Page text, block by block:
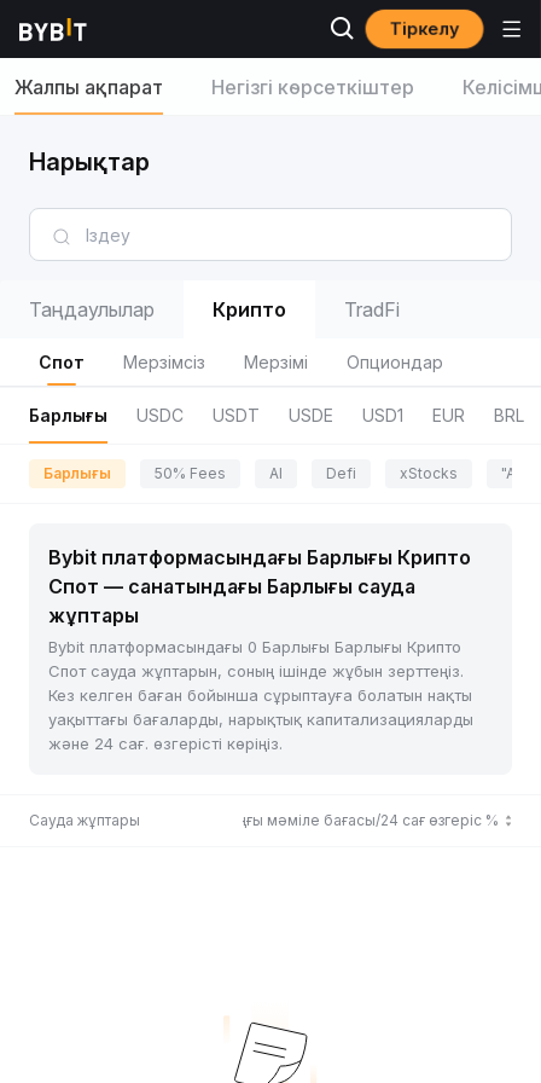
Тіркелу
Жалпы ақпарат Негізгі көрсеткіштер
Нарықтар
Таңдаулылар Крипто TradFi
Спот Мерзімсіз Мерзімі Опциондар
Барлығы USDC USDT USDE USD1 EUR BRL
Барлығы 50% Fees AI Defi xStocks
Bybit платформасындағы Барлығы Крипто
Спот — санатындағы Барлығы сауда
жұптары
Bybit платформасындағы 0 Барлығы Барлығы Крипто
Спот сауда жұптарын, соның ішінде жұбын зерттеңіз.
Кез келген баған бойынша сұрыптауға болатын нақты
уақыттағы бағаларды, нарықтық капитализацияларды
және 24 сағ. өзгерісті көріңіз.
Сауда жұптары Соңғы мәміле бағасы/24 сағ өзгеріс %